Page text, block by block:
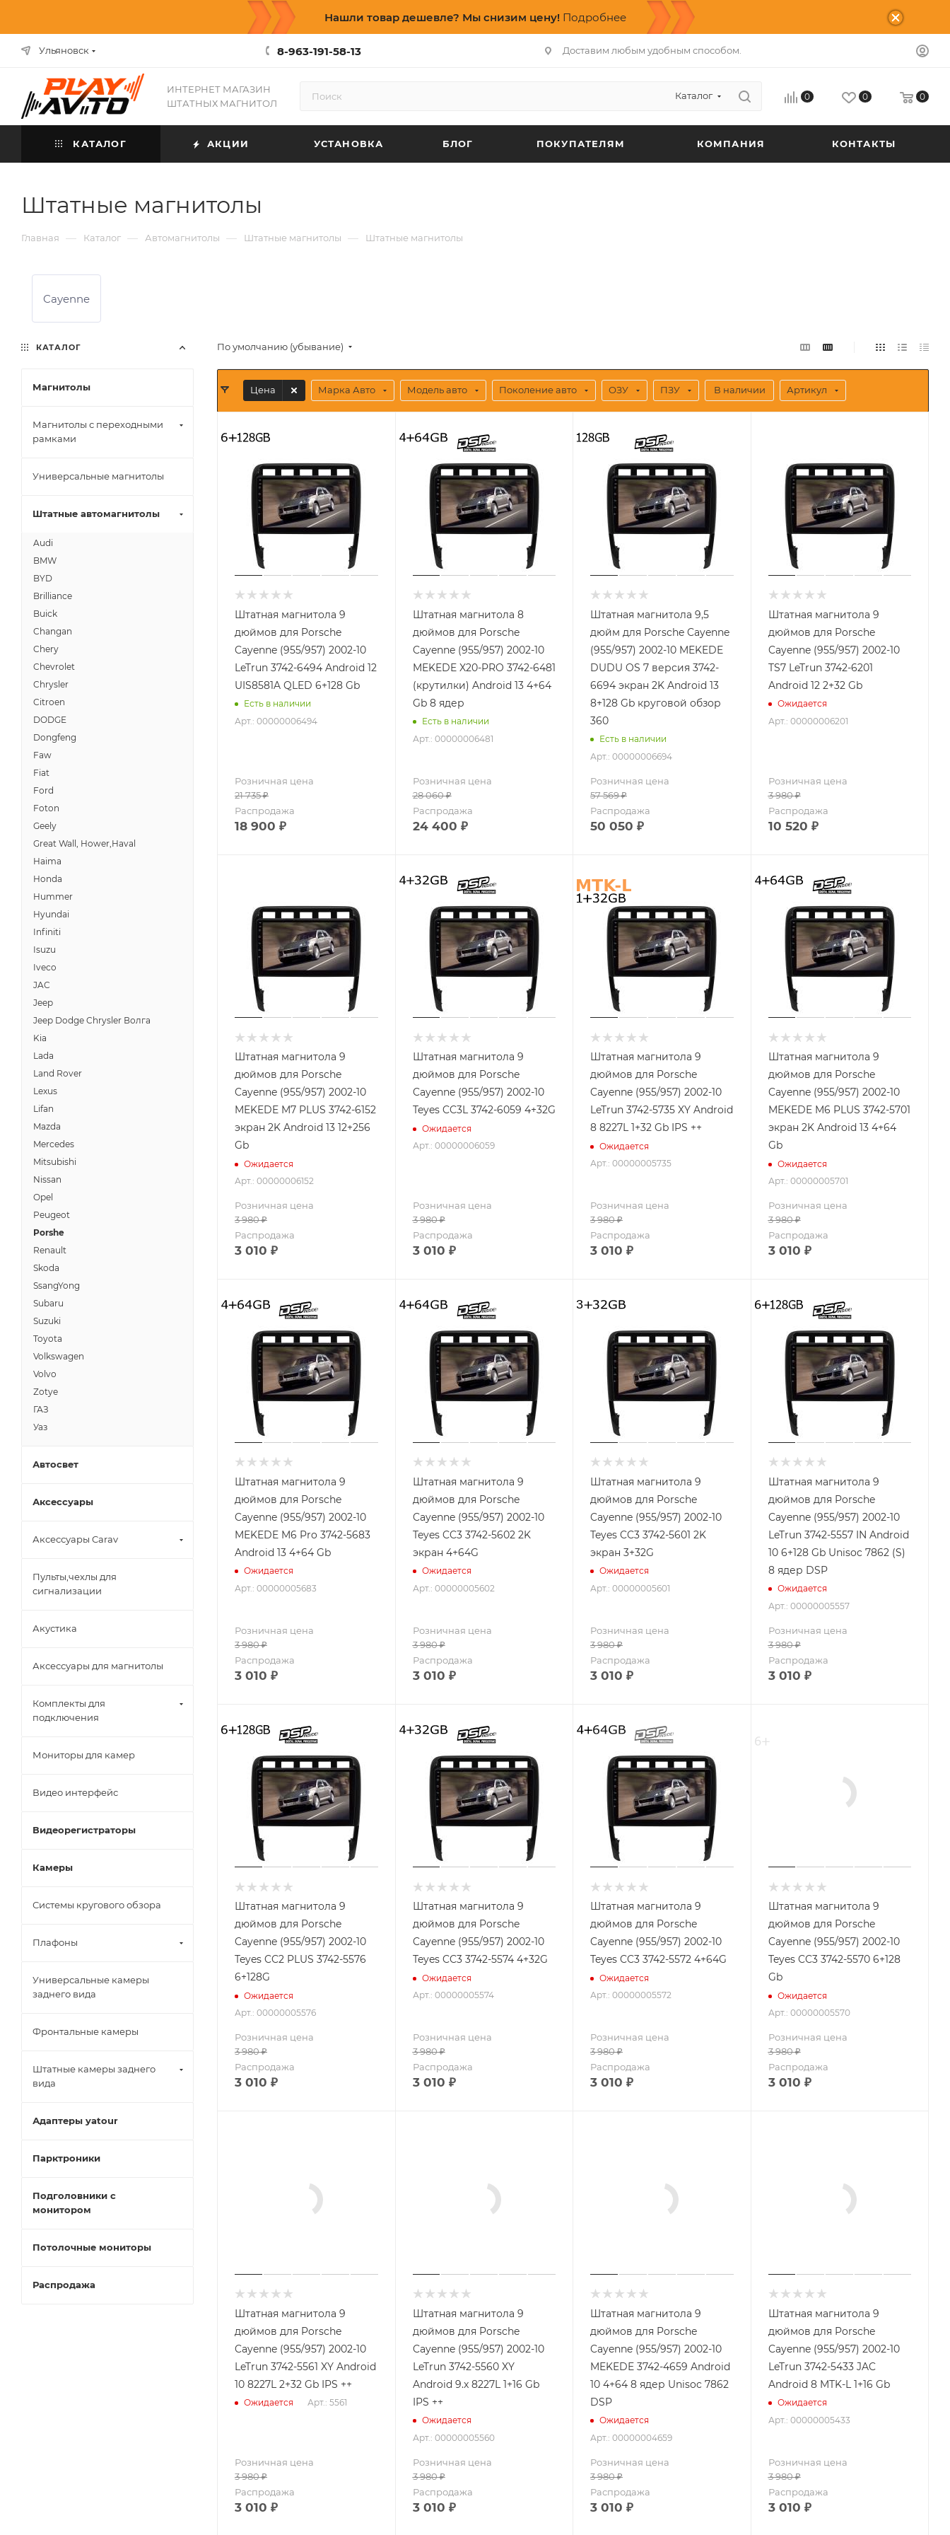
Нашли товар дешевле? Мы снизим цену! Подробнее
Ульяновск 8-963-191-58-13 Доставим любым удобным способом.
ИНТЕРНЕТ МАГАЗИН
ШТАТНЫХ МАГНИТОЛ
Каталог 0 0 0
КАТАЛОГ АКЦИИ УСТАНОВКА БЛОГ ПОКУПАТЕЛЯМ КОМПАНИЯ КОНТАКТЫ
Штатные магнитолы
Главная — Каталог — Автомагнитолы — Штатные магнитолы — Штатные магнитолы
Cayenne
По умолчанию (убывание)
Цена Марка Авто Модель авто Поколение авто ОЗУ ПЗУ В наличии Артикул
Штатная магнитола 9
дюймов для Porsche
Cayenne (955/957) 2002-10
LeTrun 3742-6494 Android 12
UIS8581A QLED 6+128 Gb
Есть в наличии
Арт.: 00000006494
Розничная цена
21 735₽
Распродажа
18 900 ₽
Штатная магнитола 8
дюймов для Porsche
Cayenne (955/957) 2002-10
MEKEDE X20-PRO 3742-6481
(крутилки) Android 13 4+64
Gb 8 ядер
Есть в наличии
Арт.: 00000006481
Розничная цена
28 060₽
Распродажа
24 400 ₽
Штатная магнитола 9,5
дюйм для Porsche Cayenne
(955/957) 2002-10 MEKEDE
DUDU OS 7 версия 3742-
6694 экран 2K Android 13
8+128 Gb круговой обзор
360
Есть в наличии
Арт.: 00000006694
Розничная цена
57 569₽
Распродажа
50 050 ₽
Штатная магнитола 9
дюймов для Porsche
Cayenne (955/957) 2002-10
TS7 LeTrun 3742-6201
Android 12 2+32 Gb
Ожидается
Арт.: 00000006201
Розничная цена
3 980₽
Распродажа
10 520 ₽
Штатная магнитола 9
дюймов для Porsche
Cayenne (955/957) 2002-10
MEKEDE M7 PLUS 3742-6152
экран 2K Android 13 12+256
Gb
Ожидается
Арт.: 00000006152
Розничная цена
3 980₽
Распродажа
3 010 ₽
Штатная магнитола 9
дюймов для Porsche
Cayenne (955/957) 2002-10
Teyes CC3L 3742-6059 4+32G
Ожидается
Арт.: 00000006059
Розничная цена
3 980₽
Распродажа
3 010 ₽
Штатная магнитола 9
дюймов для Porsche
Cayenne (955/957) 2002-10
LeTrun 3742-5735 XY Android
8 8227L 1+32 Gb IPS ++
Ожидается
Арт.: 00000005735
Розничная цена
3 980₽
Распродажа
3 010 ₽
Штатная магнитола 9
дюймов для Porsche
Cayenne (955/957) 2002-10
MEKEDE M6 PLUS 3742-5701
экран 2K Android 13 4+64
Gb
Ожидается
Арт.: 00000005701
Розничная цена
3 980₽
Распродажа
3 010 ₽
Штатная магнитола 9
дюймов для Porsche
Cayenne (955/957) 2002-10
MEKEDE M6 Pro 3742-5683
Android 13 4+64 Gb
Ожидается
Арт.: 00000005683
Розничная цена
3 980₽
Распродажа
3 010 ₽
Штатная магнитола 9
дюймов для Porsche
Cayenne (955/957) 2002-10
Teyes CC3 3742-5602 2K
экран 4+64G
Ожидается
Арт.: 00000005602
Розничная цена
3 980₽
Распродажа
3 010 ₽
Штатная магнитола 9
дюймов для Porsche
Cayenne (955/957) 2002-10
Teyes CC3 3742-5601 2K
экран 3+32G
Ожидается
Арт.: 00000005601
Розничная цена
3 980₽
Распродажа
3 010 ₽
Штатная магнитола 9
дюймов для Porsche
Cayenne (955/957) 2002-10
LeTrun 3742-5557 IN Android
10 6+128 Gb Unisoc 7862 (S)
8 ядер DSP
Ожидается
Арт.: 00000005557
Розничная цена
3 980₽
Распродажа
3 010 ₽
Штатная магнитола 9
дюймов для Porsche
Cayenne (955/957) 2002-10
Teyes CC2 PLUS 3742-5576
6+128G
Ожидается
Арт.: 00000005576
Розничная цена
3 980₽
Распродажа
3 010 ₽
Штатная магнитола 9
дюймов для Porsche
Cayenne (955/957) 2002-10
Teyes CC3 3742-5574 4+32G
Ожидается
Арт.: 00000005574
Розничная цена
3 980₽
Распродажа
3 010 ₽
Штатная магнитола 9
дюймов для Porsche
Cayenne (955/957) 2002-10
Teyes CC3 3742-5572 4+64G
Ожидается
Арт.: 00000005572
Розничная цена
3 980₽
Распродажа
3 010 ₽
Штатная магнитола 9
дюймов для Porsche
Cayenne (955/957) 2002-10
Teyes CC3 3742-5570 6+128
Gb
Ожидается
Арт.: 00000005570
Розничная цена
3 980₽
Распродажа
3 010 ₽
Штатная магнитола 9
дюймов для Porsche
Cayenne (955/957) 2002-10
LeTrun 3742-5561 XY Android
10 8227L 2+32 Gb IPS ++
Ожидается Арт.: 5561
Розничная цена
3 980₽
Распродажа
3 010 ₽
Штатная магнитола 9
дюймов для Porsche
Cayenne (955/957) 2002-10
LeTrun 3742-5560 XY
Android 9.x 8227L 1+16 Gb
IPS ++
Ожидается
Арт.: 00000005560
Розничная цена
3 980₽
Распродажа
3 010 ₽
Штатная магнитола 9
дюймов для Porsche
Cayenne (955/957) 2002-10
MEKEDE 3742-4659 Android
10 4+64 8 ядер Unisoc 7862
DSP
Ожидается
Арт.: 00000004659
Розничная цена
3 980₽
Распродажа
3 010 ₽
Штатная магнитола 9
дюймов для Porsche
Cayenne (955/957) 2002-10
LeTrun 3742-5433 JAC
Android 8 MTK-L 1+16 Gb
Ожидается
Арт.: 00000005433
Розничная цена
3 980₽
Распродажа
3 010 ₽
КАТАЛОГ
Магнитолы
Магнитолы с переходными
рамками
Универсальные магнитолы
Штатные автомагнитолы
Audi
BMW
BYD
Brilliance
Buick
Changan
Chery
Chevrolet
Chrysler
Citroen
DODGE
Dongfeng
Faw
Fiat
Ford
Foton
Geely
Great Wall, Hower,Haval
Haima
Honda
Hummer
Hyundai
Infiniti
Isuzu
Iveco
JAC
Jeep
Jeep Dodge Chrysler Волга
Kia
Lada
Land Rover
Lexus
Lifan
Mazda
Mercedes
Mitsubishi
Nissan
Opel
Peugeot
Porshe
Renault
Skoda
SsangYong
Subaru
Suzuki
Toyota
Volkswagen
Volvo
Zotye
ГАЗ
Уаз
Автосвет
Аксессуары
Аксессуары Carav
Пульты,чехлы для
сигнализации
Акустика
Аксессуары для магнитолы
Комплекты для
подключения
Мониторы для камер
Видео интерфейс
Видеорегистраторы
Камеры
Системы кругового обзора
Плафоны
Универсальные камеры
заднего вида
Фронтальные камеры
Штатные камеры заднего
вида
Адаптеры yatour
Парктроники
Подголовники с
монитором
Потолочные мониторы
Распродажа